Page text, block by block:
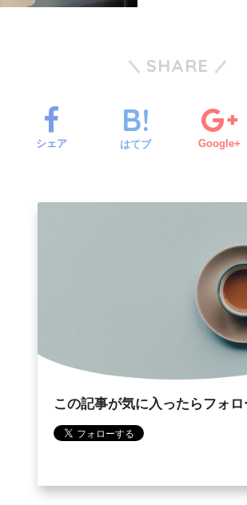
SHARE
シェア はてブ Google+
この記事が気に入ったらフォロ